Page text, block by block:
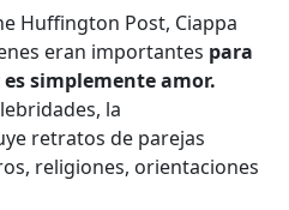
Huffington Post, Ciappa
eran importantes para
simplemente amor.
la
retratos de parejas
religiones, orientaciones